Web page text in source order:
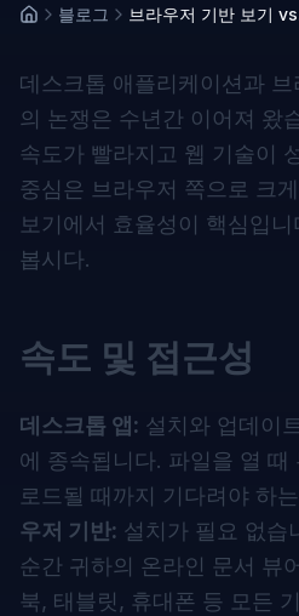
블로그 브라우저 기반 보기
데스크톱 애플리케이션과
의 논쟁은 수년간 이어져 왔
속도가 빨라지고 웹 기술이
중심은 브라우저 쪽으로 크
보기에서 효율성이 핵심입
봅시다.
속도 및 접근성
데스크톱 앱: 설치와 업데이
에 종속됩니다. 파일을 열 때
로드될 때까지 기다려야 하
우저 기반: 설치가 필요 없습
순간 귀하의 온라인 문서 뷰
북, 태블릿, 휴대폰 등 모든